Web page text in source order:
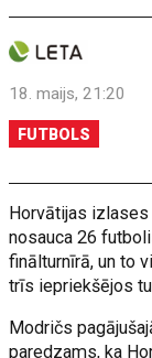
18. maijs, 21:20
FUTBOLS
Horvātijas
nosauca 26
finālturnīrā, un to
trīs iepriekšējos
Modričs
paredzams, ka